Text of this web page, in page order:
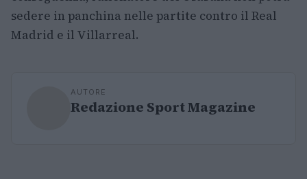
sedere in panchina nelle partite contro il Real
Madrid e il Villarreal.
AUTORE
Redazione Sport Magazine